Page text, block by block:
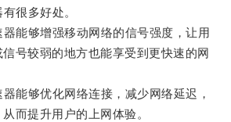
很多好处。
够增强移动网络的信号强度，让用
号较弱的地方也能享受到更快速的网
够优化网络连接，减少网络延迟，
而提升用户的上网体验。